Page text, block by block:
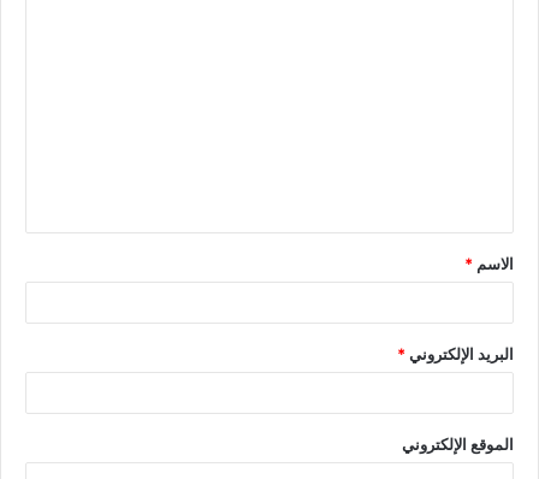
الاسم *
البريد الإلكتروني*
الموقع الإلكتروني